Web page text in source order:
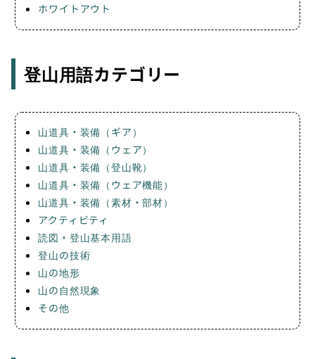
ホワイトアウト
登山用語カテゴリー
山道具・装備（ギア）
山道具・装備（ウェア）
山道具・装備（登山靴）
山道具・装備（ウェア機能）
山道具・装備（素材・部材）
アクティビティ
読図・登山基本用語
登山の技術
山の地形
山の自然現象
その他